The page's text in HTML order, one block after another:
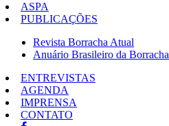
ASPA
PUBLICAÇÕES
Revista Borracha Atual
Anuário Brasileiro da Borracha
ENTREVISTAS
AGENDA
IMPRENSA
CONTATO